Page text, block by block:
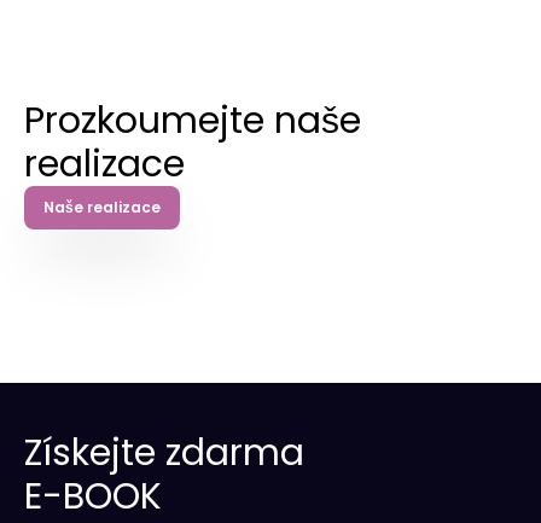
Prozkoumejte naše
realizace
Naše realizace
Získejte zdarma
E-BOOK